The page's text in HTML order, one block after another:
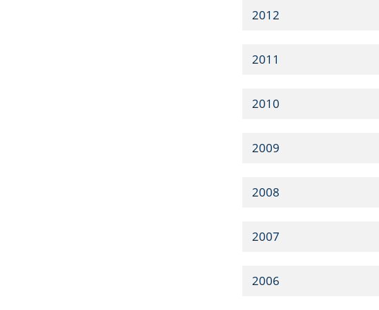
2012
2011
2010
2009
2008
2007
2006